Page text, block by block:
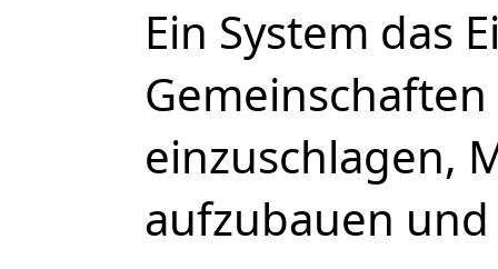
Ein System das
einzuschlagen,
aufzubauen